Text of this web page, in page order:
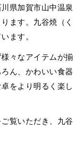
県加賀市山中温泉
ます。九谷焼（く
ます。
々なアイテムが揃
ん、かわいい食器
をより明るく楽し
覧いただき、九谷